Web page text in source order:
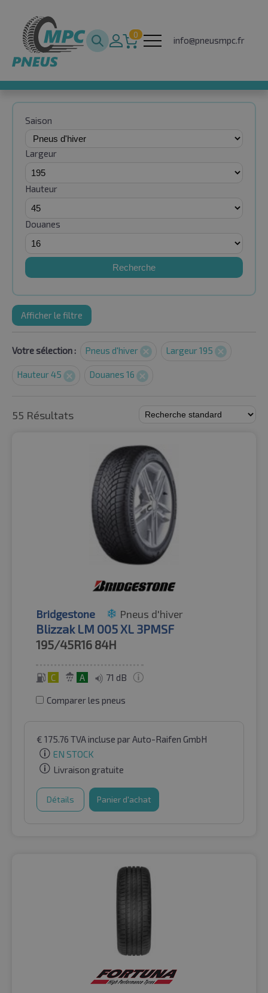
0
info@pneusmpc.fr
Saison
Largeur
Hauteur
Douanes
Recherche
Afficher le filtre
Votre sélection : Pneus d'hiver Largeur 195
Hauteur 45 Douanes 16
55 Résultats
Bridgestone Pneus d'hiver
Blizzak LM 005 XL 3PMSF
195/45R16 84H
C A 71 dB
Comparer les pneus
€ 175.76 TVA incluse par Auto-Raifen GmbH
EN STOCK
Livraison gratuite
Détails Panier d'achat